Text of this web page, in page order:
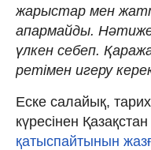
жарыстар мен
апармайды.
үлкен себеп.
ретімен игеру
Еске салайық,
күресінен
қатыспайтынын